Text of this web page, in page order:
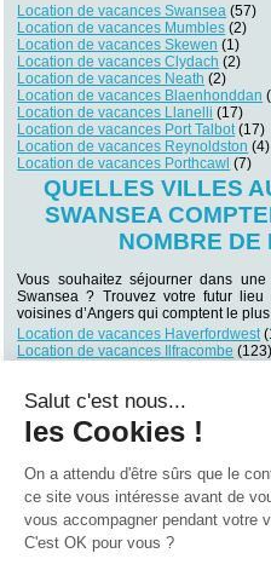
Location de vacances Swansea (57)
Location de vacances Mumbles (2)
Location de vacances Skewen (1)
Location de vacances Clydach (2)
Location de vacances Neath (2)
Location de vacances Blaenhonddan
Location de vacances Llanelli (17)
Location de vacances Port Talbot(17)
Location de vacances Reynoldston (4)
Location de vacances Porthcawl (7)
QUELLES VILLES
SWANSEA
NOMBRE DE
Vous souhaitez séjourner dans
Swansea ? Trouvez votre futur
voisines d’Angers qui comptent le
Location de vacances Haverfordwest
Location de vacances Ilfracombe (123)
Location de vacances Bideford
Location de vacances Narberth
Location de vacances Bristol
Location de vacances Swansea (57)
Location de vacances Bude
(51)
Qui sommes nous ? |
Salut c'est nous...
les Cookies !
On a attendu d'être sûrs que le
ce site vous intéresse avant de
vous accompagner pendant votre
C'est OK pour vous ?